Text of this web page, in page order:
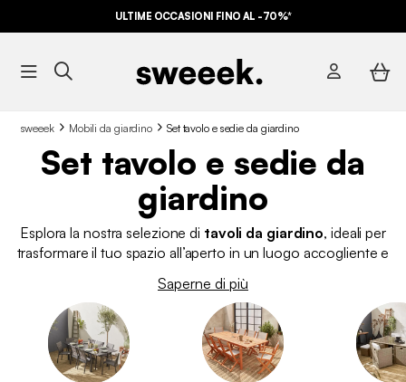
ULTIME OCCASIONI FINO AL -70%*
sweeek Mobili da giardino Set tavolo e sedie da giardino
Set tavolo e sedie da
giardino
Esplora la nostra selezione di tavoli da giardino, ideali per
trasformare il tuo spazio all’aperto in un luogo accogliente e
terrazzo, ma anche di un piccolo balcone, su sweeek troverai i
mobili da giardino
che più si adattano alle tue esigenze. Da
tavoli da giardino con sedieper pranzi e cene all’aperto, a
tavoli da esterno allungabiliper grandi feste e barbecuein
compagnia. Per gli spazi più ridotti, disponiamo anche di
Saperne di più